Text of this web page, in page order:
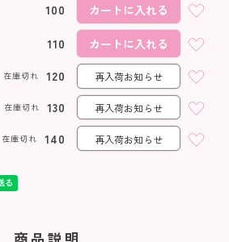
100 カートに入れる
110 カートに入れる
120
在庫切れ 再入荷お知らせ
130
在庫切れ 再入荷お知らせ
140
在庫切れ 再入荷お知らせ